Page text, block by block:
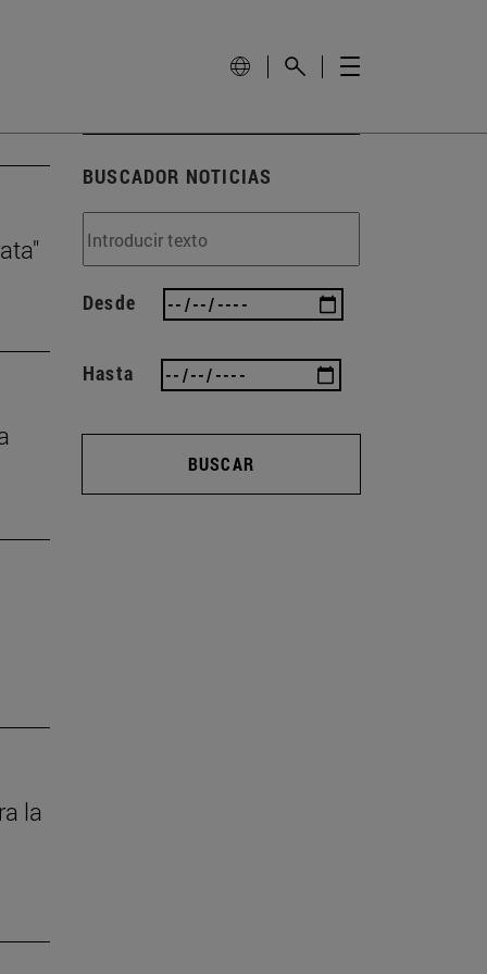
la
BUSCADOR NOTICIAS
Desde
Hasta
BUSCAR